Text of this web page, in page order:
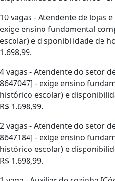
10 vagas - Atendente de lojas
exige ensino fundamental
escolar) e disponibilidade de
1.698,99.
4 vagas - Atendente do setor
8647047] - exige ensino
histórico escolar) e
R$ 1.698,99.
2 vagas - Atendente do setor
8647184] - exige ensino
histórico escolar) e
R$ 1.698,99.